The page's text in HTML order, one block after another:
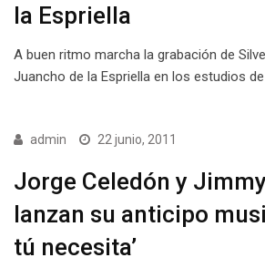
la Espriella
A buen ritmo marcha la grabación de
Juancho de la Espriella en los estudios
admin 22 junio, 2011
Jorge Celedón y
lanzan su anticipo
tú necesita’